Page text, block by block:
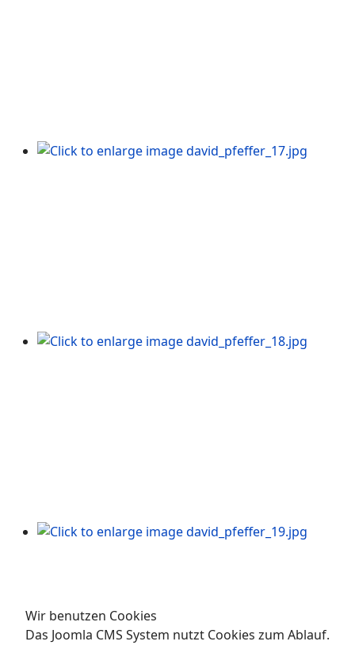
Wir benutzen Cookies
Das Joomla CMS System nutzt Cookies zum Ablauf.